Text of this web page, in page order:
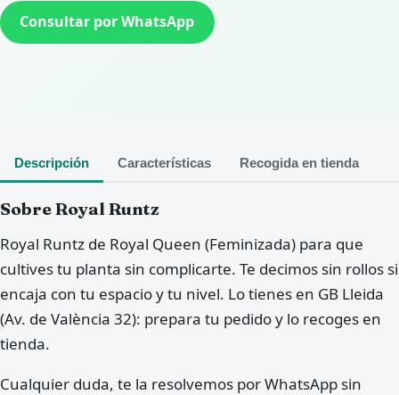
Consultar por WhatsApp
Descripción Características Recogida en tienda
Sobre Royal Runtz
Royal Runtz de Royal Queen (Feminizada) para que
cultives tu planta sin complicarte. Te decimos sin rollos si
encaja con tu espacio y tu nivel. Lo tienes en GB Lleida
(Av. de València 32): prepara tu pedido y lo recoges en
tienda.
Cualquier duda, te la resolvemos por WhatsApp sin